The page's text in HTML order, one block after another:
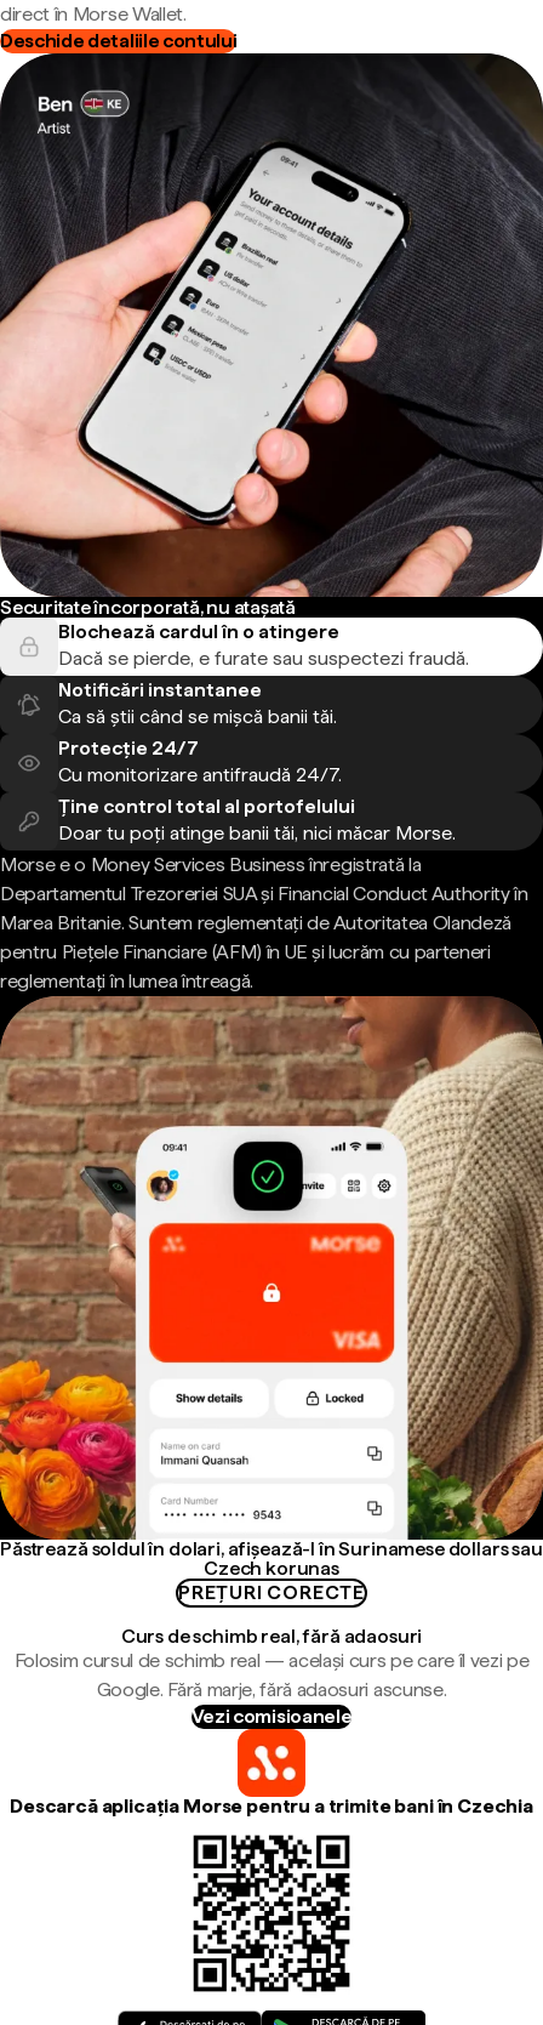
direct în Morse Wallet.
Deschide detaliile contului
Securitate încorporată, nu atașată
Blochează cardul în o atingere
Dacă se pierde, e furate sau suspectezi fraudă.
Notificări instantanee
Ca să știi când se mișcă banii tăi.
Protecție 24/7
Cu monitorizare antifraudă 24/7.
Ține control total al portofelului
Doar tu poți atinge banii tăi, nici măcar Morse.
Morse e o Money Services Business înregistrată la
Departamentul Trezoreriei SUA și Financial Conduct Authority în
Marea Britanie. Suntem reglementați de Autoritatea Olandeză
pentru Piețele Financiare (AFM) în UE și lucrăm cu parteneri
reglementați în lumea întreagă.
Păstrează soldul în dolari, afișează-l în Surinamese dollars sau
Czech korunas
PREȚURI CORECTE
Curs de schimb real, fără adaosuri
Folosim cursul de schimb real — același curs pe care îl vezi pe
Google. Fără marje, fără adaosuri ascunse.
Vezi comisioanele
Descarcă aplicația Morse pentru a trimite bani în Czechia